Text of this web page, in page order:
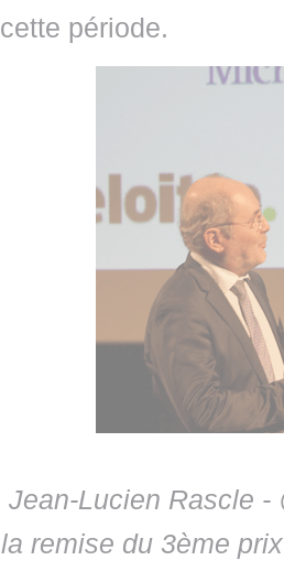
cette période.
Jean-Lucien Rascle -
la remise du 3ème